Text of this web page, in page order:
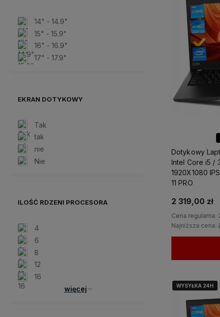
14" - 14.9"
15" - 15.9"
16" - 16.9"
17" - 17.9"
EKRAN DOTYKOWY
Tak
tak
nie
Nie
ILOŚĆ RDZENI PROCESORA
4
6
8
12
16
więcej
Dotykowy
Intel Core i5 /
1920X1080
11 PRO
2 319,00 zł
Cena regularna:
Najniższa cena:
WYSYŁKA 24H
WYSYŁKA 24H